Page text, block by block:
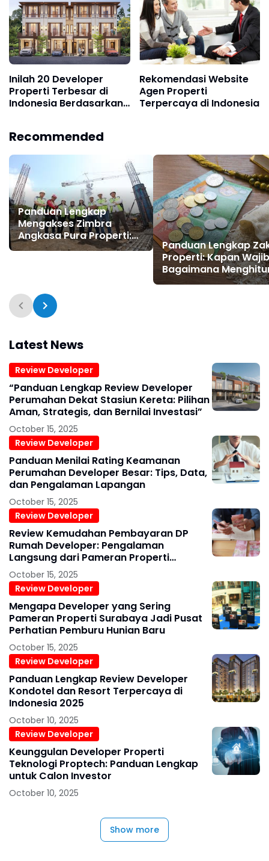
Inilah 20 Developer
Properti Terbesar di
Indonesia Berdasarkan
Rekomendasi Website
Agen Properti
Terpercaya di Indonesia
Recommended
Panduan Lengkap
Mengakses Zimbra
Angkasa Pura Properti:
Cara Login, Fungsi, dan
Panduan Lengkap
Properti: Kapan
Bagaimana
dan Siapa yang Wajib
Latest News
Review Developer
“Panduan Lengkap Review Developer
Perumahan Dekat Stasiun Kereta: Pilihan
Aman, Strategis, dan Bernilai Investasi”
October 15, 2025
Review Developer
Panduan Menilai Rating Keamanan
Perumahan Developer Besar: Tips, Data,
dan Pengalaman Lapangan
October 15, 2025
Review Developer
Review Kemudahan Pembayaran DP
Rumah Developer: Pengalaman
Langsung dari Pameran Properti
Surabaya 2025
October 15, 2025
Review Developer
Mengapa Developer yang Sering
Pameran Properti Surabaya Jadi Pusat
Perhatian Pemburu Hunian Baru
October 15, 2025
Review Developer
Panduan Lengkap Review Developer
Kondotel dan Resort Terpercaya di
Indonesia 2025
October 10, 2025
Review Developer
Keunggulan Developer Properti
Teknologi Proptech: Panduan Lengkap
untuk Calon Investor
October 10, 2025
Show more